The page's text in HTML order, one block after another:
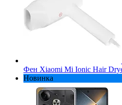
Фен Xiaomi Mi Ionic Hair
Новинка